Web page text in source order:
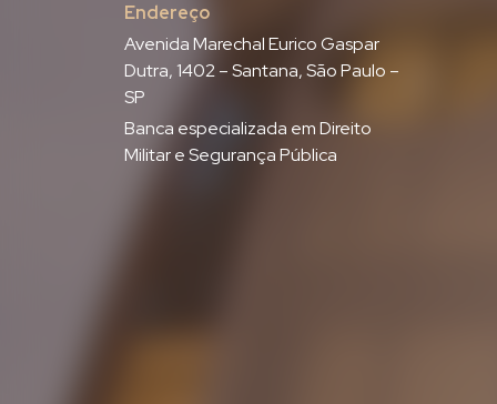
Endereço
Avenida Marechal Eurico Gaspar
Dutra, 1402 – Santana, São Paulo –
SP
Banca especializada em Direito
Militar e Segurança Pública